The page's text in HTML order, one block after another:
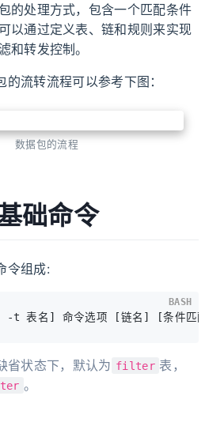
的处理方式，包含一个匹配条件
以通过定义表、链和规则来实现
和转发控制。
的流转流程可以参考下图：
数据包的流程
础命令
令组成:
表名] 命令选项 [链名] [条件匹配]
BASH
省状态下，默认为 filter 表，
。